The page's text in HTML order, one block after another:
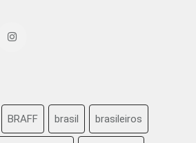
BRAFF brasil brasileiros